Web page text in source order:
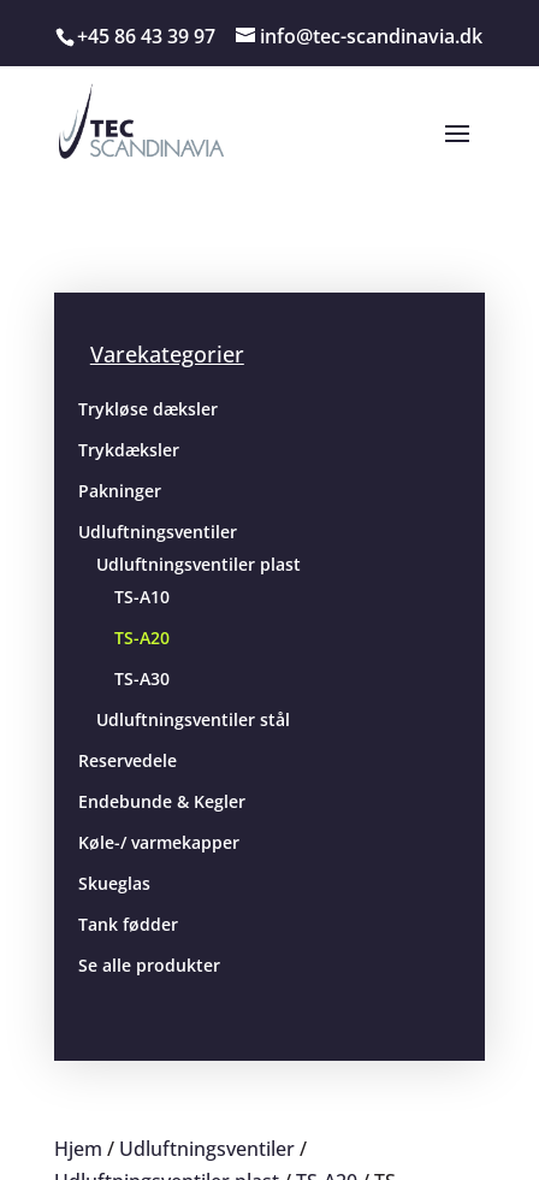
+45 86 43 39 97 info@tec-scandinavia.dk
Varekategorier
Trykløse dæksler
Trykdæksler
Pakninger
Udluftningsventiler
Udluftningsventiler plast
TS-A10
TS-A20
TS-A30
Udluftningsventiler stål
Reservedele
Endebunde & Kegler
Køle-/ varmekapper
Skueglas
Tank fødder
Se alle produkter
Hjem / Udluftningsventiler/